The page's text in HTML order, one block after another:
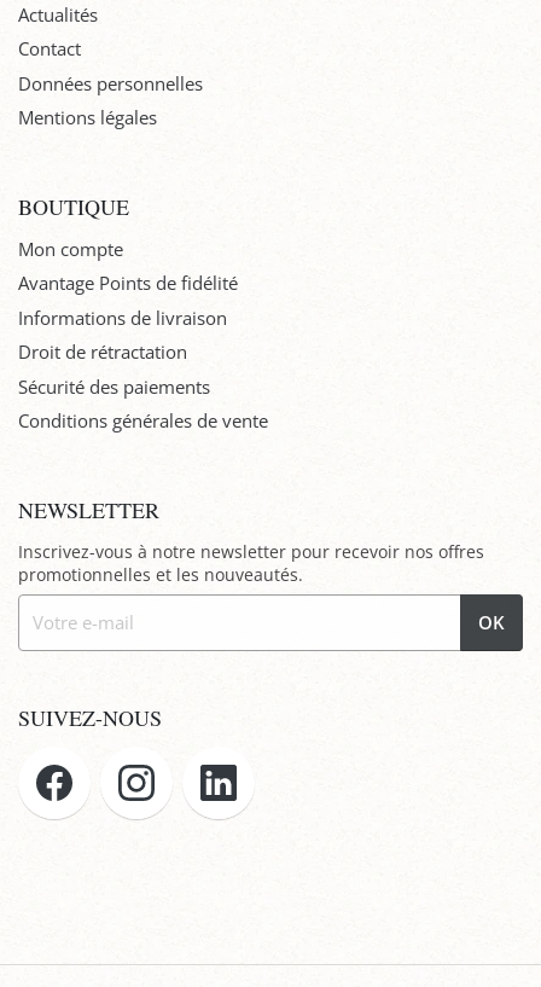
Actualités
Contact
Données personnelles
Mentions légales
BOUTIQUE
Mon compte
Avantage Points de fidélité
Informations de livraison
Droit de rétractation
Sécurité des paiements
Conditions générales de vente
NEWSLETTER
Inscrivez-vous à notre newsletter pour recevoir nos offres
promotionnelles et les nouveautés.
OK
SUIVEZ-NOUS